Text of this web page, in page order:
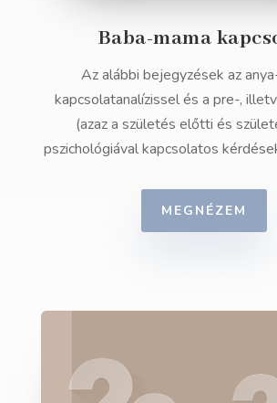
Baba-mama
Az alábbi bejegyzések az
kapcsolatanalízissel és a pre-,
(azaz a születés előtti és
pszichológiával kapcsolatos
MEGNÉZEM